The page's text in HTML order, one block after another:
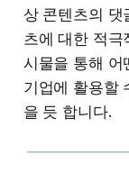
상 콘텐츠의 댓
츠에 대한 적극
시물을 통해 어
기업에 활용할
을 듯 합니다.